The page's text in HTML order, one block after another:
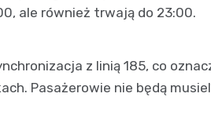
ale również trwają do 23:00.
z linią 185, co
Pasażerowie nie będą